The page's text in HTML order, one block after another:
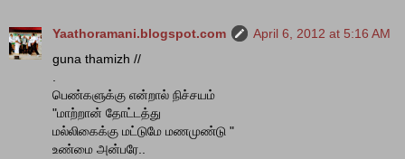
Yaathoramani.blogspot.com
April 6, 2012 at 5:16 AM
guna thamizh //
பெண்களுக்கு என்றால் நிச்சயம்
"மாற்றான் தோட்டத்து
மல்லிகைக்கு மட்டுமே மணமுண்டு "
உண்மை அன்பரே..